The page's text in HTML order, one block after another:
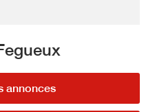
annonces